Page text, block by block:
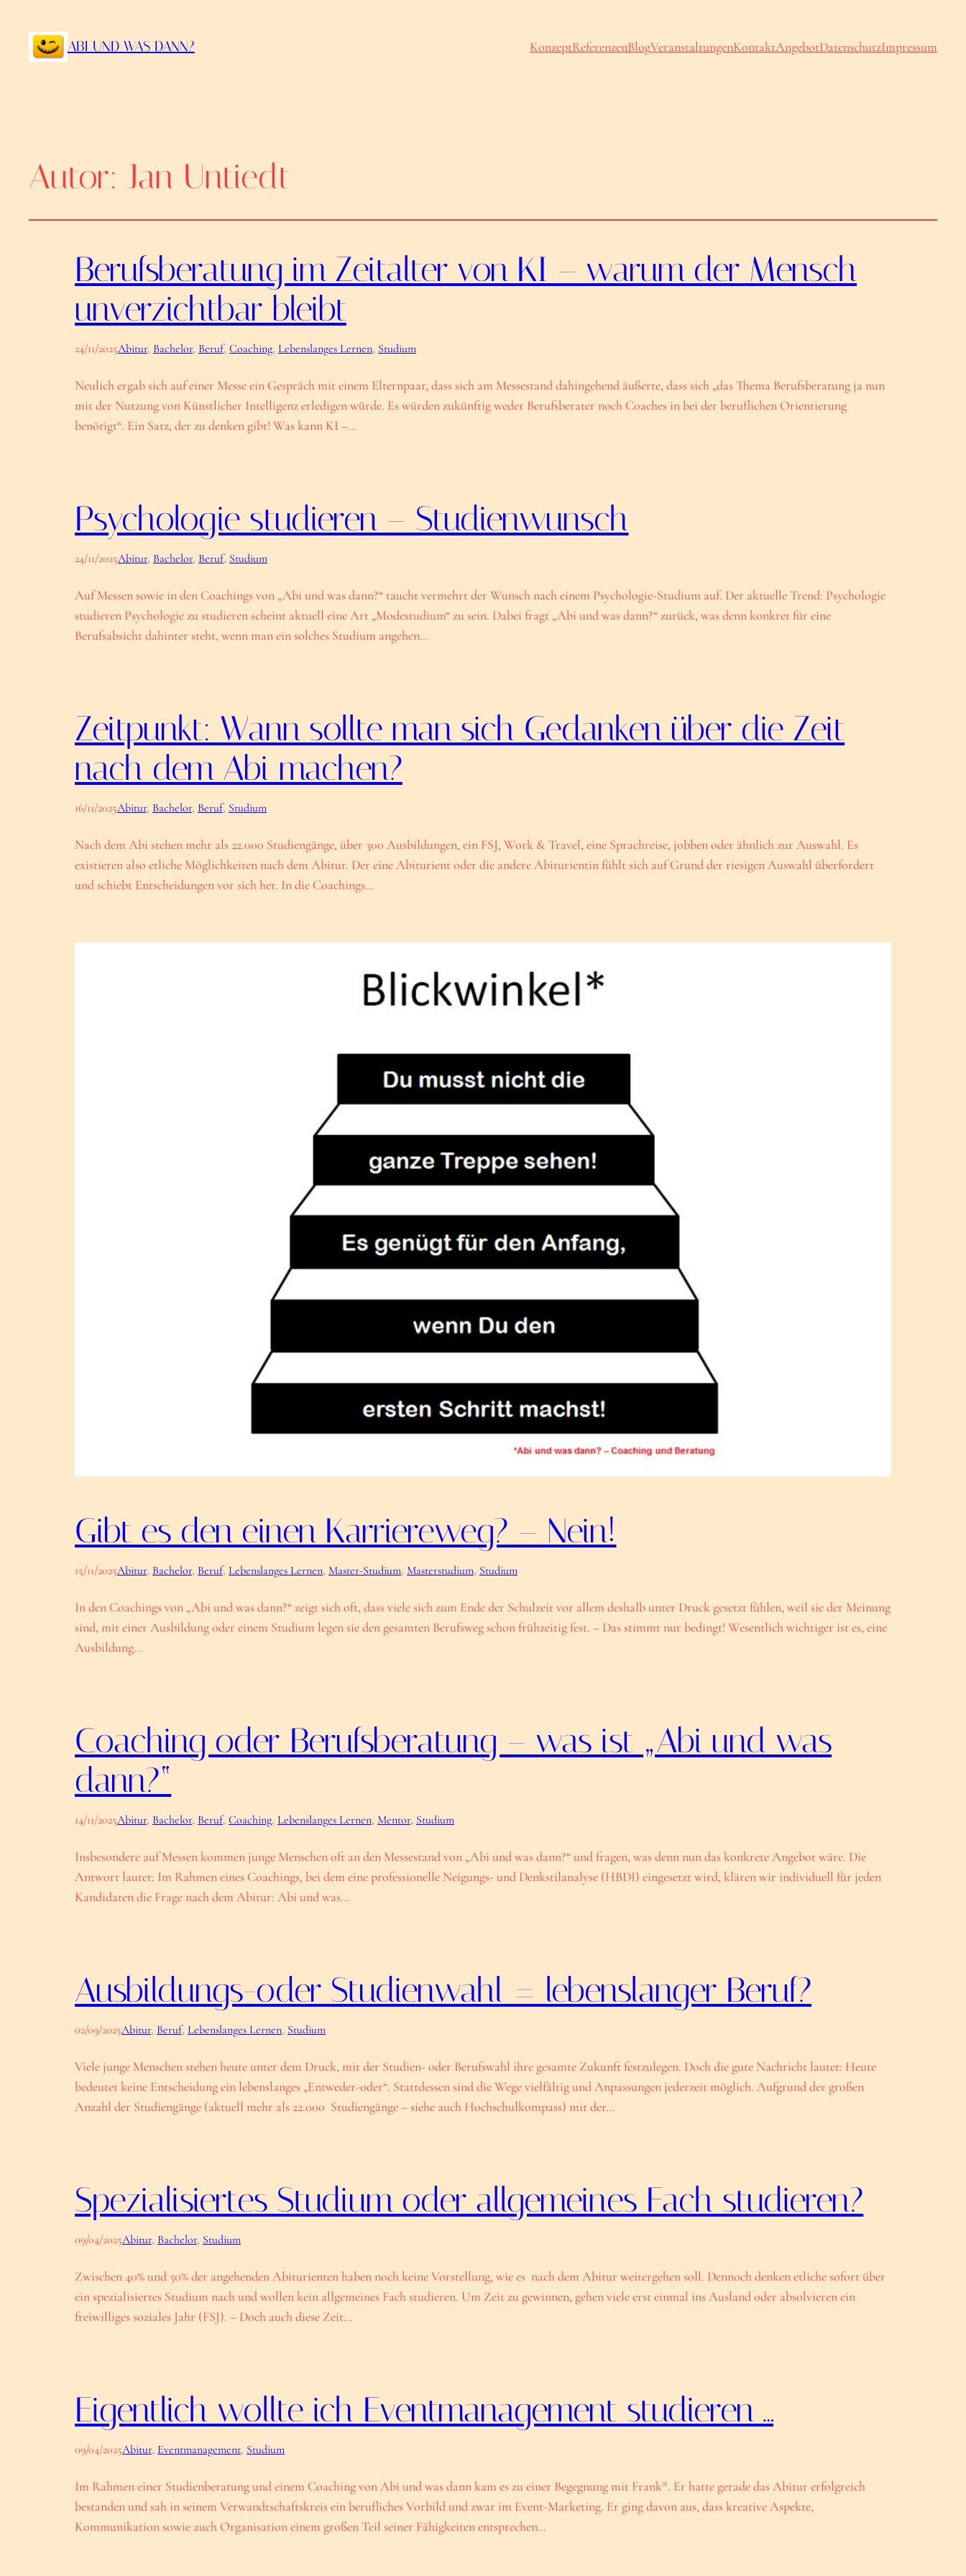
ABI UND WAS DANN? KonzeptReferenzenBlogVeranstaltungenKontaktAngebotDatenschutzImpressum
Autor:Jan Untiedt
Berufsberatung im Zeitalter von KI – warum der Mensch
unverzichtbar bleibt
24/11/2025Abitur, Bachelor, Beruf, Coaching, Lebenslanges Lernen, Studium
Neulich ergab sich auf einer Messe ein Gespräch mit einem Elternpaar, dass sich am Messestand dahingehend äußerte, dass sich „das Thema Berufsberatung ja nun
mit der Nutzung von Künstlicher Intelligenz erledigen würde. Es würden zukünftig weder Berufsberater noch Coaches in bei der beruflichen Orientierung
benötigt“. Ein Satz, der zu denken gibt! Was kann KI –…
Psychologie studieren – Studienwunsch
24/11/2025Abitur, Bachelor, Beruf, Studium
Auf Messen sowie in den Coachings von „Abi und was dann?“ taucht vermehrt der Wunsch nach einem Psychologie-Studium auf. Der aktuelle Trend: Psychologie
studieren Psychologie zu studieren scheint aktuell eine Art „Modestudium“ zu sein. Dabei fragt „Abi und was dann?“ zurück, was denn konkret für eine
Berufsabsicht dahinter steht, wenn man ein solches Studium angehen…
Zeitpunkt: Wann sollte man sich Gedanken über die Zeit
nach dem Abi machen?
16/11/2025Abitur, Bachelor, Beruf, Studium
Nach dem Abi stehen mehr als 22.000 Studiengänge, über 300 Ausbildungen, ein FSJ, Work & Travel, eine Sprachreise, jobben oder ähnlich zur Auswahl. Es
existieren also etliche Möglichkeiten nach dem Abitur. Der eine Abiturient oder die andere Abiturientin fühlt sich auf Grund der riesigen Auswahl überfordert
und schiebt Entscheidungen vor sich her. In die Coachings…
Gibt es den einen Karriereweg? – Nein!
15/11/2025Abitur, Bachelor, Beruf, Lebenslanges Lernen, Master-Studium, Masterstudium, Studium
In den Coachings von „Abi und was dann?“ zeigt sich oft, dass viele sich zum Ende der Schulzeit vor allem deshalb unter Druck gesetzt fühlen, weil sie der Meinung
sind, mit einer Ausbildung oder einem Studium legen sie den gesamten Berufsweg schon frühzeitig fest. – Das stimmt nur bedingt! Wesentlich wichtiger ist es, eine
Ausbildung…
Coaching oder Berufsberatung – was ist „Abi und was
dann?“
14/11/2025Abitur, Bachelor, Beruf, Coaching, Lebenslanges Lernen, Mentor, Studium
Insbesondere auf Messen kommen junge Menschen oft an den Messestand von „Abi und was dann?“ und fragen, was denn nun das konkrete Angebot wäre. Die
Antwort lautet: Im Rahmen eines Coachings, bei dem eine professionelle Neigungs- und Denkstilanalyse (HBDI) eingesetzt wird, klären wir individuell für jeden
Kandidaten die Frage nach dem Abitur: Abi und was…
Ausbildungs-oder Studienwahl = lebenslanger Beruf?
02/09/2025Abitur, Beruf, Lebenslanges Lernen, Studium
Viele junge Menschen stehen heute unter dem Druck, mit der Studien- oder Berufswahl ihre gesamte Zukunft festzulegen. Doch die gute Nachricht lautet: Heute
bedeutet keine Entscheidung ein lebenslanges „Entweder-oder“. Stattdessen sind die Wege vielfältig und Anpassungen jederzeit möglich. Aufgrund der großen
Anzahl der Studiengänge (aktuell mehr als 22.000 Studiengänge – siehe auch Hochschulkompass) mit der…
Spezialisiertes Studium oder allgemeines Fach studieren?
09/04/2025Abitur, Bachelor, Studium
Zwischen 40% und 50% der angehenden Abiturienten haben noch keine Vorstellung, wie es nach dem Abitur weitergehen soll. Dennoch denken etliche sofort über
ein spezialisiertes Studium nach und wollen kein allgemeines Fach studieren. Um Zeit zu gewinnen, gehen viele erst einmal ins Ausland oder absolvieren ein
freiwilliges soziales Jahr (FSJ). – Doch auch diese Zeit…
Eigentlich wollte ich Eventmanagement studieren …
09/04/2025Abitur, Eventmanagement, Studium
Im Rahmen einer Studienberatung und einem Coaching von Abi und was dann kam es zu einer Begegnung mit Frank*. Er hatte gerade das Abitur erfolgreich
bestanden und sah in seinem Verwandtschaftskreis ein berufliches Vorbild und zwar im Event-Marketing. Er ging davon aus, dass kreative Aspekte,
Kommunikation sowie auch Organisation einem großen Teil seiner Fähigkeiten entsprechen…